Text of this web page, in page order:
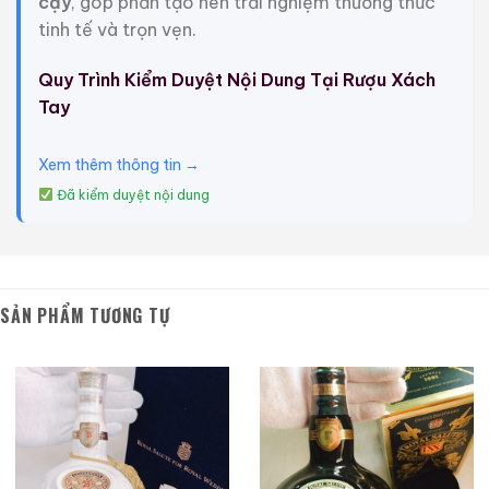
Ra mắt độc quyền tại Duty Free từ ngày 1 tháng 5
năm 2019, trước khi có mặt tại các cửa hàng Duty
Free trên toàn thế giới từ tháng 7. Đây là lần đầu tiên
rượu whisky hàng đầu của Royal Salute.
Rượu Chivas Royal Salute 21 Năm The Lost Blend
thưởng, Kristjana S. Williams. Được cả thế giới biết
gồm cả bìa album cho Coldplay, A Head Full of
Dreams, thiết kế tuyệt đẹp của Williams đối với Royal
Salute được tiết lộ khi mở cánh cửa của chiếc hộp
mới, bóng bẩy.
tinh tế và trọn vẹn.
Quy Trình Kiểm Duyệt Nội Dung Tại Rượu Xách
Tay
Xem thêm thông tin →
Đã kiểm duyệt nội dung
SẢN PHẨM TƯƠNG TỰ